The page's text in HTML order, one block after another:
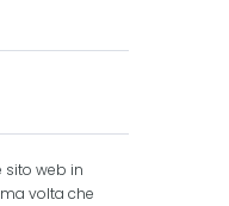
sito web in
volta che